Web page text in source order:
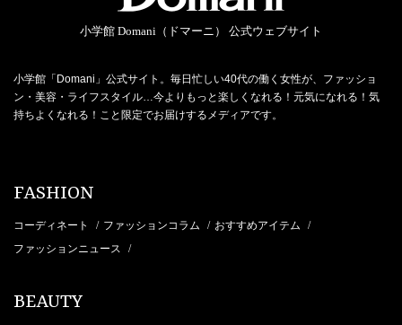
小学館 Domani（ドマーニ） 公式ウェブサイト
小学館「Domani」公式サイト。毎日忙しい40代の働く女性が、ファッショ
ン・美容・ライフスタイル…今よりもっと楽しくなれる！元気になれる！気
持ちよくなれる！こと限定でお届けするメディアです。
FASHION
コーディネート / ファッションコラム / おすすめアイテム /
ファッションニュース /
BEAUTY